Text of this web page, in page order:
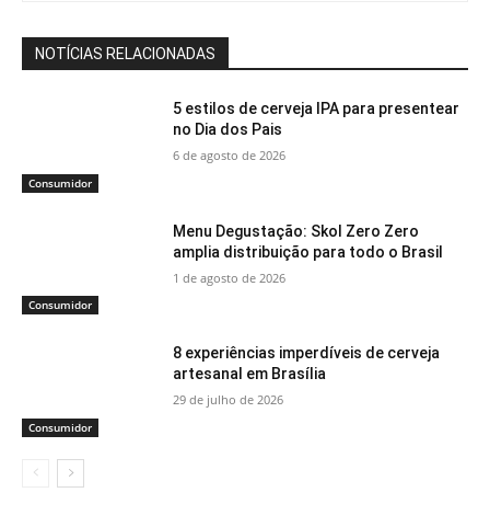
NOTÍCIAS RELACIONADAS
Consumidor
5 estilos de cerveja IPA para presentear
no Dia dos Pais
6 de agosto de 2026
Consumidor
Menu Degustação: Skol Zero Zero
amplia distribuição para todo o Brasil
1 de agosto de 2026
Consumidor
8 experiências imperdíveis de cerveja
artesanal em Brasília
29 de julho de 2026